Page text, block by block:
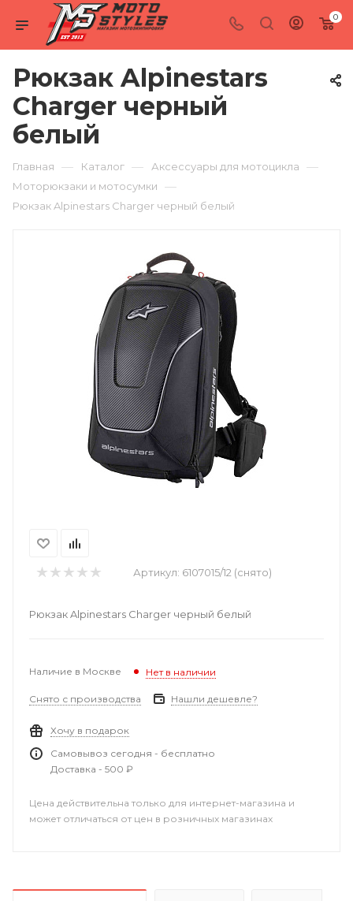
0
Рюкзак Alpinestars
Charger черный
белый
Главная — Каталог — Аксессуары для мотоцикла —
Моторюкзаки и мотосумки —
Рюкзак Alpinestars Charger черный белый
Артикул: 6107015/12 (снято)
Рюкзак Alpinestars Charger черный белый
Наличие в Москве Нет в наличии
Снято с производства Нашли дешевле?
Хочу в подарок
Самовывоз сегодня - бесплатно
Доставка - 500 ₽
Цена действительна только для интернет-магазина и
может отличаться от цен в розничных магазинах